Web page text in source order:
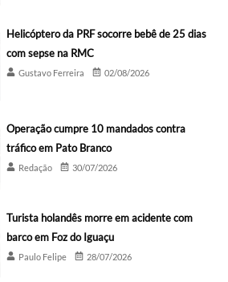
Helicóptero da PRF socorre bebê de 25 dias
com sepse na RMC
Gustavo Ferreira 02/08/2026
Operação cumpre 10 mandados contra
tráfico em Pato Branco
Redação 30/07/2026
Turista holandês morre em acidente com
barco em Foz do Iguaçu
Paulo Felipe 28/07/2026